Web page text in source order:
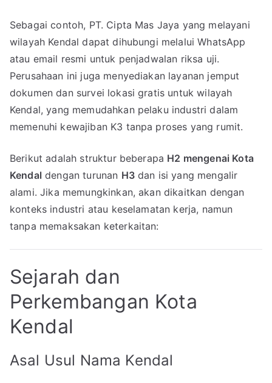
Sebagai contoh, PT. Cipta Mas Jaya yang melayani
wilayah Kendal dapat dihubungi melalui WhatsApp
atau email resmi untuk penjadwalan riksa uji.
Perusahaan ini juga menyediakan layanan jemput
dokumen dan survei lokasi gratis untuk wilayah
Kendal, yang memudahkan pelaku industri dalam
memenuhi kewajiban K3 tanpa proses yang rumit.
Berikut adalah struktur beberapa H2 mengenai Kota
Kendal dengan turunan H3dan isi yang mengalir
alami. Jika memungkinkan, akan dikaitkan dengan
konteks industri atau keselamatan kerja, namun
tanpa memaksakan keterkaitan:
Sejarah dan
Perkembangan Kota
Kendal
Asal Usul Nama Kendal